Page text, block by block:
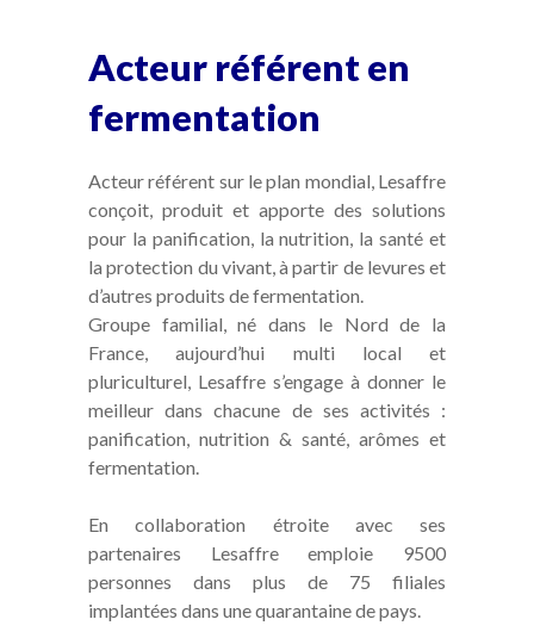
Acteur référent en
fermentation
Acteur référent sur le plan mondial, Lesaffre
conçoit, produit et apporte des solutions
pour la panification, la nutrition, la santé et
la protection du vivant, à partir de levures et
d’autres produits de fermentation.
Groupe familial, né dans le Nord de la
France, aujourd’hui multi local et
pluriculturel, Lesaffre s’engage à donner le
meilleur dans chacune de ses activités :
panification, nutrition & santé, arômes et
fermentation.
En collaboration étroite avec ses
partenaires Lesaffre emploie 9500
personnes dans plus de 75 filiales
implantées dans une quarantaine de pays.